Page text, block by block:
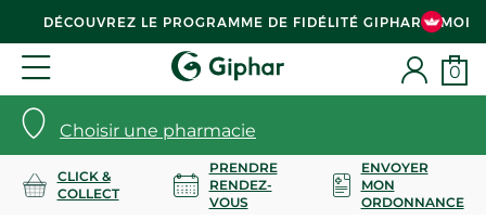
DÉCOUVREZ LE PROGRAMME DE FIDÉLITÉ GIPHAR & MOI
Choisir une pharmacie
0
CLICK &
COLLECT
PRENDRE
RENDEZ-
VOUS
ENVOYER
MON
ORDONNANCE